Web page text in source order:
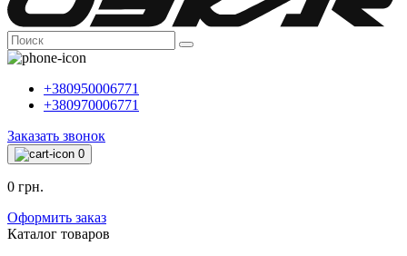
+380950006771
+380970006771
Заказать звонок
0
0 грн.
Оформить заказ
Каталог товаров